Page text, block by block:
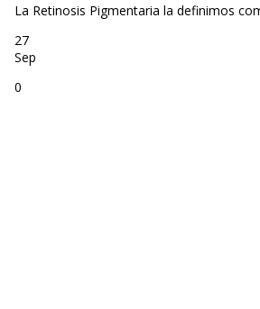
La Retinosis Pigmentaria la definimos
27
Sep
0